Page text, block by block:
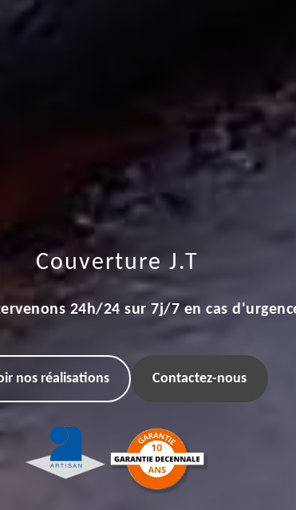
Couverture J.T
24h/24 sur 7j/7 en cas
nos réalisations Contactez-nous